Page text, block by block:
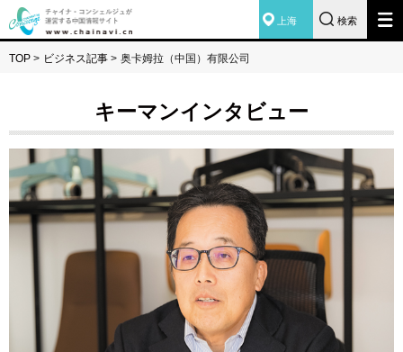
上海 検索
TOP > ビジネス記事 > 奥卡姆拉（中国）有限公司
キーマンインタビュー